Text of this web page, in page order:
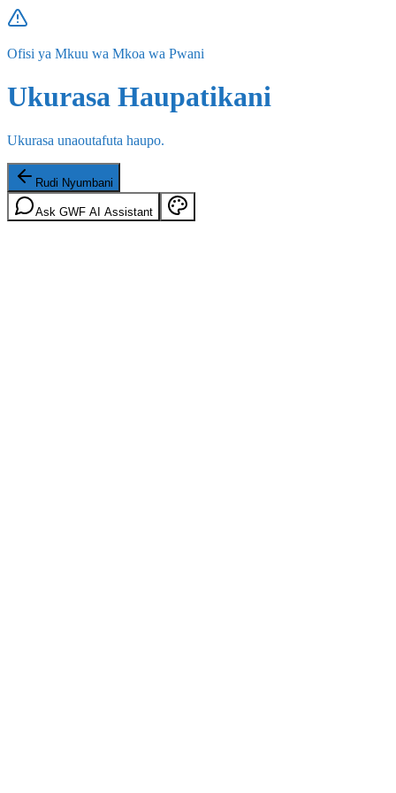
Ofisi ya Mkuu wa Mkoa wa Pwani
Ukurasa Haupatikani
Ukurasa unaoutafuta haupo.
Rudi Nyumbani
Ask GWF AI Assistant